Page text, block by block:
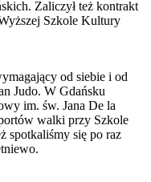
Zaliczył też kontrakt
Szkole Kultury
od siebie i od
Judo. W Gdańsku
im. św. Jana De la
walki przy Szkole
spotkaliśmy się po raz